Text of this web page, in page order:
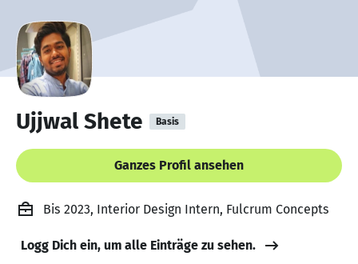
Ujjwal Shete Basis
Ganzes Profil ansehen
Bis 2023, Interior Design Intern, Fulcrum Concepts
Logg Dich ein, um alle Einträge zu sehen.